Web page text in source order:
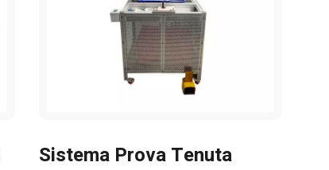
Sistema Prova Tenuta